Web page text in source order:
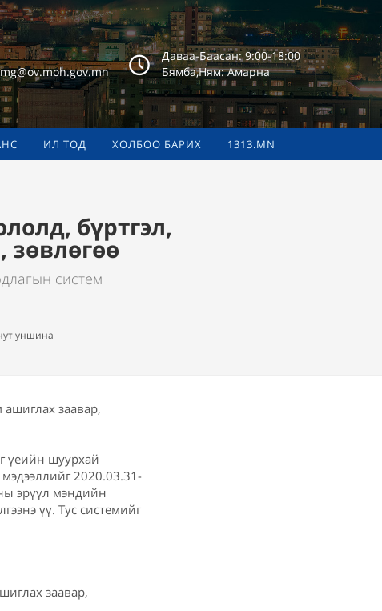
Даваа-Баасан: 9:00-18:00
Бямба,Ням: Амарна
ИЛ ТОД ХОЛБОО БАРИХ 1313.MN
бүртгэл,
систем
уншина
үеийн шуурхай
2020.03.31-
эрүүл мэндийн
үү. Тус системийг
заавар,